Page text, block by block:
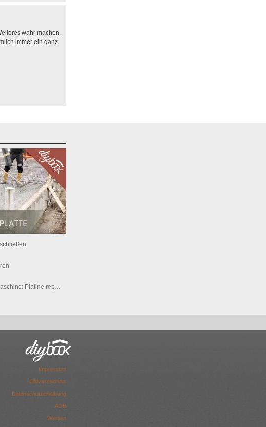
wahr machen.
immer ein ganz
Platine rep…
Impressum
Bildverzeichnis
Datenschutzerklärung
AGB
Werben